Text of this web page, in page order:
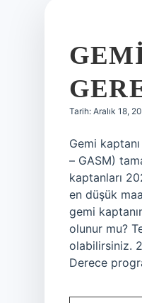
Tarih: Aralık 18,
Gemi
– GASM)
kaptanları
en düşük
gemi
olunur mu?
olabilirsiniz. 2
Derece